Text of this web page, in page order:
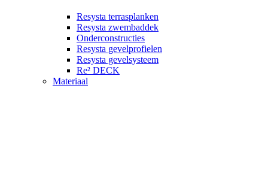
Resysta terrasplanken
Resysta zwembaddek
Onderconstructies
Resysta gevelprofielen
Resysta gevelsysteem
Re² DECK
Materiaal